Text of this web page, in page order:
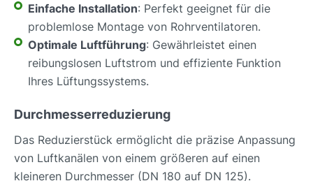
Einfache Installation: Perfekt geeignet für die
problemlose Montage von Rohrventilatoren.
Optimale Luftführung: Gewährleistet einen
reibungslosen Luftstrom und effiziente Funktion
Ihres Lüftungssystems.
Durchmesserreduzierung
Das Reduzierstück ermöglicht die präzise Anpassung
von Luftkanälen von einem größeren auf einen
kleineren Durchmesser (DN 180 auf DN 125).